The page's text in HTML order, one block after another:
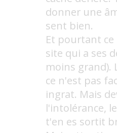
donner une
sent bien.
Et pourtant ce
site qui a ses
moins grand).
ce n'est pas
ingrat. Mais
l'intolérance,
t'en es sortit